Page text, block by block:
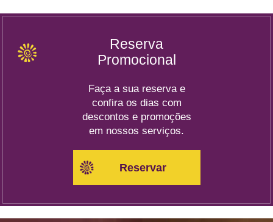
Reserva
Promocional
Faça a sua reserva e
confira os dias com
descontos e promoções
em nossos serviços.
Reservar